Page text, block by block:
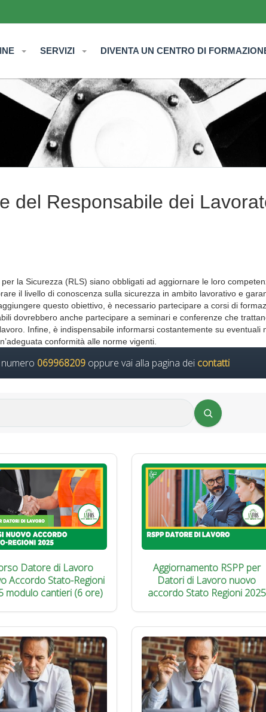
SERVIZI DIVENTA UN CENTRO DI
del Responsabile dei
la Sicurezza (RLS) siano obbligati ad aggiornare le loro
il livello di conoscenza sulla sicurezza in ambito lavorativo e
questo obiettivo, è necessario partecipare a corsi di
dovrebbero anche partecipare a seminari e conferenze che
Infine, è indispensabile informarsi costantemente su eventuali
conformità alle norme vigenti.
069968209 oppure vai alla pagina dei contatti
Datore di Lavoro
Accordo Stato-Regioni
modulo cantieri (6 ore)
Aggiornamento RSPP per
Datori di Lavoro nuovo
accordo Stato Regioni 2025